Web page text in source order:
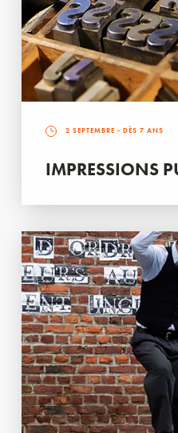
2 SEPTEMBRE - DÈS 7 ANS
IMPRESSIONS